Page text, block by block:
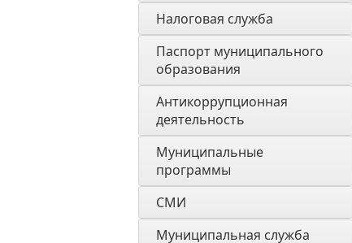
Налоговая служба
Паспорт муниципального
образования
Антикоррупционная
деятельность
Муниципальные
программы
СМИ
Муниципальная служба